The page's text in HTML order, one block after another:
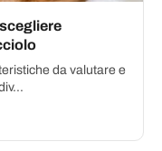
da valutare e